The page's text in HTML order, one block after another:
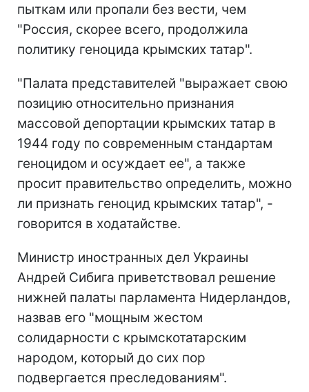
пыткам или пропали без вести, чем
"Россия, скорее всего, продолжила
политику геноцида крымских татар".
"Палата представителей "выражает свою
позицию относительно признания
массовой депортации крымских татар в
1944 году по современным стандартам
геноцидом и осуждает ее", а также
просит правительство определить, можно
ли признать геноцид крымских татар", -
говорится в ходатайстве.
Министр иностранных дел Украины
Андрей Сибига приветствовал решение
нижней палаты парламента Нидерландов,
назвав его "мощным жестом
солидарности с крымскотатарским
народом, который до сих пор
подвергается преследованиям".